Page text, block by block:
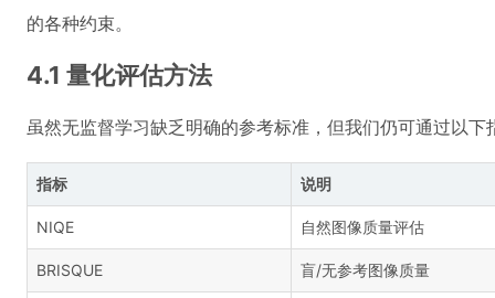
的各种约束。
4.1 量化评估方法
虽然无监督学习缺乏明确的参考标准，但我们仍可通过以下
指标 说明
NIQE 自然图像质量评估
BRISQUE 盲/无参考图像质量